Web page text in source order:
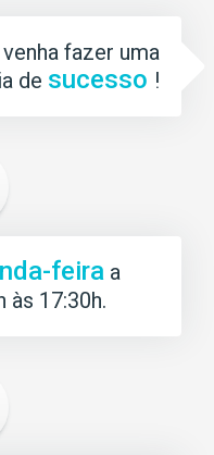
fazer uma
de sucesso !
feira a
às 17:30h.